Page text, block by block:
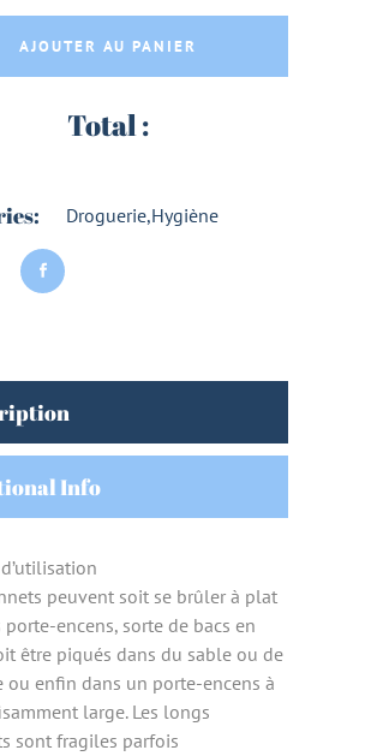
AJOUTER AU PANIER
Total :
Droguerie,Hygiène
Info
peuvent soit se brûler à plat
porte-encens, sorte de bacs en
être piqués dans du sable ou de
ou enfin dans un porte-encens à
large. Les longs
sont fragiles parfois